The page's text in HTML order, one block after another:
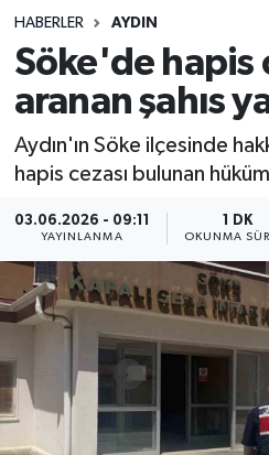
HABERLER AYDIN
Söke'de hapis
aranan şahıs
Aydın'ın Söke ilçesinde
hapis cezası bulunan
03.06.2026 - 09:11
YAYINLANMA
1 DK
OKUNMA
Spor
Teknoloji